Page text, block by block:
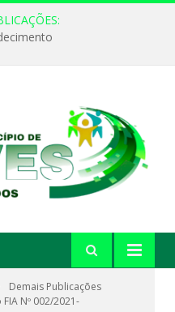
Demais Publicações
Nº 002/2021-